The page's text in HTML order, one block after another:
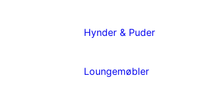
Hynder & Puder
Loungemøbler